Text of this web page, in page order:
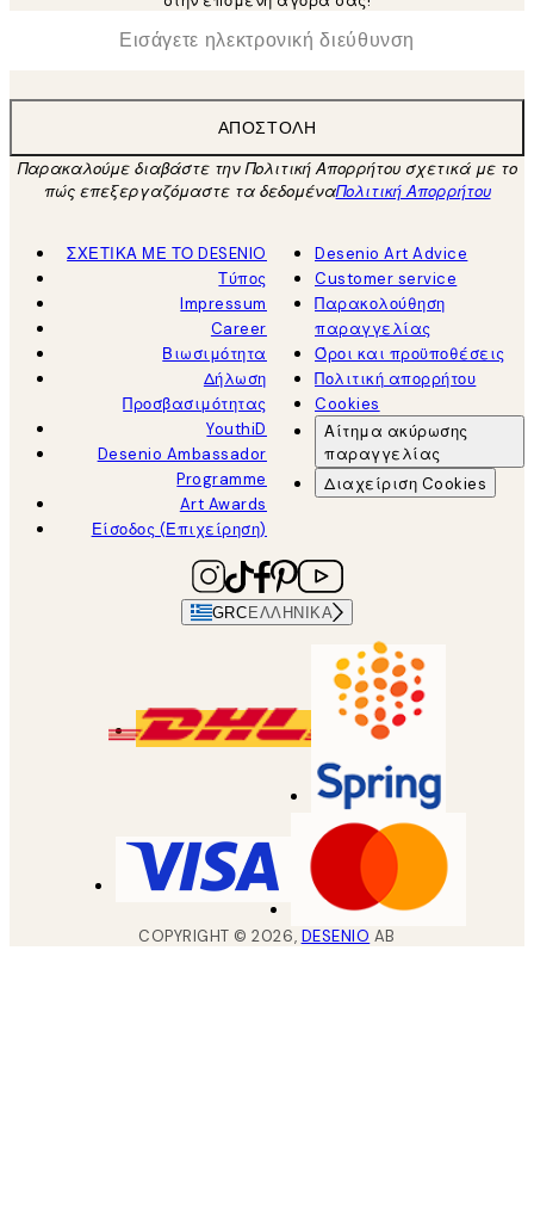
Ηλεκτρονική Διεύθυνση
ΑΠΟΣΤΟΛΉ
Παρακαλούμε διαβάστε την Πολιτική Απορρήτου σχετικά με το
πώς επεξεργαζόμαστε τα δεδομέναΠολιτική Απορρήτου
ΣΧΕΤΙΚΑ ΜΕ ΤΟ DESENIO
Τύπος
Impressum
Career
Βιωσιμότητα
Δήλωση
Προσβασιμότητας
YouthiD
Desenio Ambassador
Programme
Art Awards
Είσοδος (Επιχείρηση)
Desenio Art Advice
Customer service
Παρακολούθηση
παραγγελίας
Όροι και προϋποθέσεις
Πολιτική απορρήτου
Cookies
Αίτημα ακύρωσης
παραγγελίας
Διαχείριση Cookies
GRC ΕΛΛΗΝΙΚΆ
COPYRIGHT ©2026, DESENIO AB